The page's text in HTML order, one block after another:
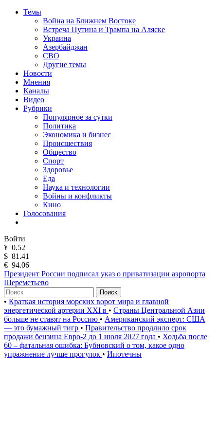
Темы
Война на Ближнем Востоке
Встреча Путина и Трампа на Аляске
Украина
Азербайджан
СВО
Другие темы
Новости
Мнения
Каналы
Видео
Рубрики
Популярное за сутки
Политика
Экономика и бизнес
Происшествия
Общество
Спорт
Здоровье
Еда
Наука и технологии
Войны и конфликты
Кино
Голосования
Войти
¥ 0.52
$ 81.41
€ 94.06
Президент России подписал указ о приватизации аэропорта
Шереметьево
Поиск
• Краткая история морских ворот мира и главной
энергетической артерии XXI в • Страны Центральной Азии
больше не ставят на Россию • Американский эксперт: США
— это бумажный тигр • Правительство продлило срок
продажи бензина Евро-2 до 1 июля 2027 года • Ходьба после
60 – фатальная ошибка: Бубновский о том, какое одно
упражнение лучше прогулок • Ипотечны